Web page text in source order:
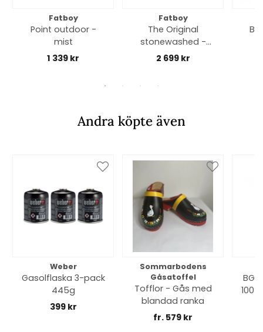
Fatboy
Point outdoor -
mist
1 339 kr
Fatboy
The Original
stonewashed -
misty blue
2 699 kr
Andra köpte även
Weber
Gasolflaska 3-pack
445g
399 kr
Sommarbodens
Gåsatoffel
Tofflor - Gås med
blandad ranka
fr. 579 kr